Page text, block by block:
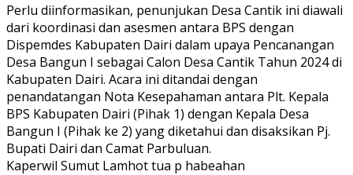
Perlu diinformasikan, penunjukan Desa Cantik ini diawali
dari koordinasi dan asesmen antara BPS dengan
Dispemdes Kabupaten Dairi dalam upaya Pencanangan
Desa Bangun I sebagai Calon Desa Cantik Tahun 2024 di
Kabupaten Dairi. Acara ini ditandai dengan
penandatangan Nota Kesepahaman antara Plt. Kepala
BPS Kabupaten Dairi (Pihak 1) dengan Kepala Desa
Bangun I (Pihak ke 2) yang diketahui dan disaksikan Pj.
Bupati Dairi dan Camat Parbuluan.
Kaperwil Sumut Lamhot tua p habeahan